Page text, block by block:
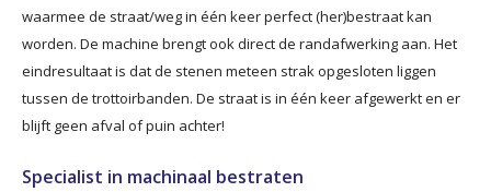
waarmee de straat/weg in één keer perfect (her)bestraat kan
worden. De machine brengt ook direct de randafwerking aan. Het
eindresultaat is dat de stenen meteen strak opgesloten liggen
tussen de trottoirbanden. De straat is in één keer afgewerkt en er
blijft geen afval of puin achter!
Specialist in machinaal bestraten